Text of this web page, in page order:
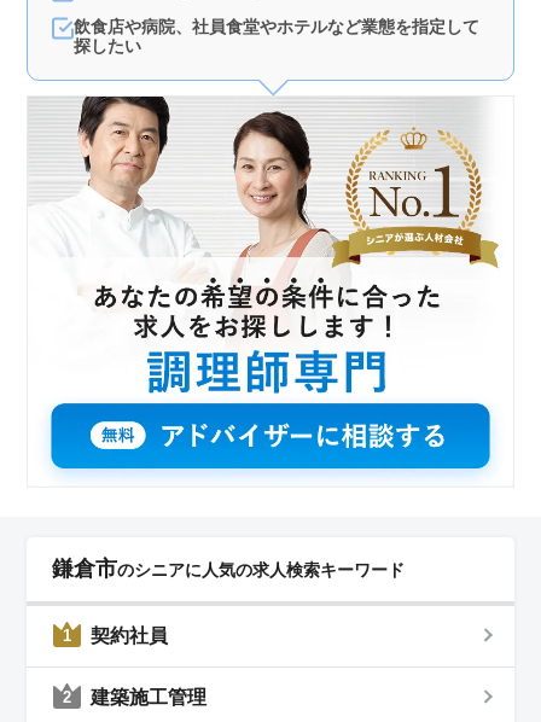
飲食店や病院、社員食堂やホテルなど業態を指定して
探したい
鎌倉市のシニアに人気の求人検索キーワード
1 契約社員
2 建築施工管理